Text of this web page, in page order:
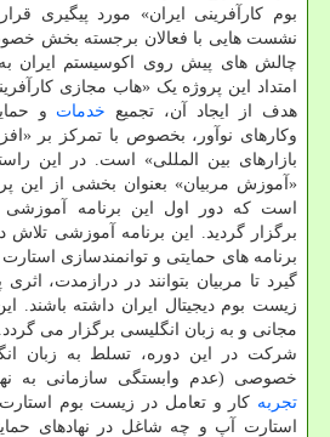
بوم کارآفرینی ایران» مورد پیگیری
نشست هایی با فعالان برجسته بخش
چالش های پیش روی اکوسیستم ایران
امتداد این پروژه یک «هاب مجازی
هدف از ایجاد آن، تجمیع خدمات و
وکارهای نوآور، بخصوص با تمرکز بر
بازارهای بین المللی» است. در این
«آموزش مربیان» بعنوان بخشی از این
است که دور اول این برنامه آموزشی
برگزار گردید. این برنامه آموزشی تلاش
برنامه های حمایتی و توانمندسازی استارت
گیرد تا مربیان بتوانند در درازمدت،
زیست بوم دیجیتال ایران داشته باشند.
مجانی و به زبان انگلیسی برگزار می
شرکت در این دوره، تسلط به زبان
خصوصی (عدم وابستگی سازمانی به
تجربه کار و تعامل در زیست بوم
استارت آپ و چه شاغل در نهادهای